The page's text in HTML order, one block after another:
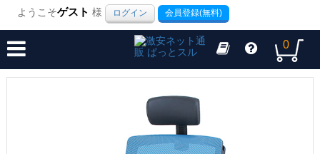
ようこそゲスト 様 ログイン 会員登録(無料)
0